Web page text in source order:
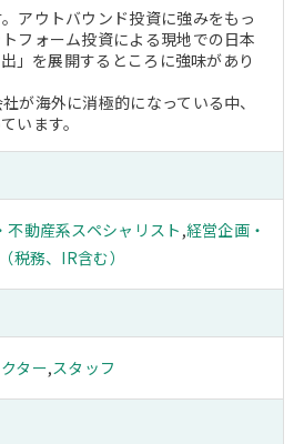
アウトバウンド投資に強みをもっ
フォーム投資による現地での日本
」を展開するところに強味があり
が海外に消極的になっている中、
います。
不動産系スペシャリスト ,経営企画・
税務、IR含む）
ター,スタッフ